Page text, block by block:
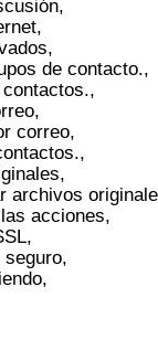
de contacto.,
correo,
archivos
acciones,
seguro,